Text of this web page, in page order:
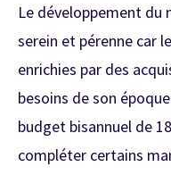
Le développement du
serein et pérenne car
enrichies par des
besoins de son
budget bisannuel de
compléter certains